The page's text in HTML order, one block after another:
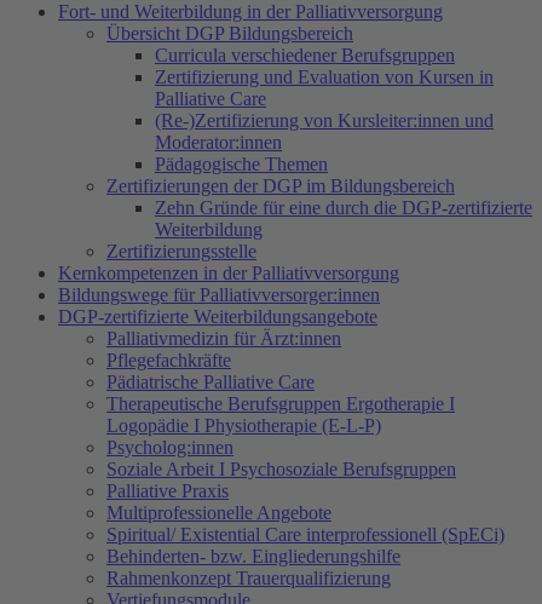
Fort- und Weiterbildung in der Palliativversorgung
Übersicht DGP Bildungsbereich
Curricula verschiedener Berufsgruppen
Zertifizierung und Evaluation von Kursen in
Palliative Care
(Re-)Zertifizierung von Kursleiter:innen und
Moderator:innen
Pädagogische Themen
Zertifizierungen der DGP im Bildungsbereich
Zehn Gründe für eine durch die DGP-zertifizierte
Weiterbildung
Zertifizierungsstelle
Kernkompetenzen in der Palliativversorgung
Bildungswege für Palliativversorger:innen
DGP-zertifizierte Weiterbildungsangebote
Palliativmedizin für Ärzt:innen
Pflegefachkräfte
Pädiatrische Palliative Care
Therapeutische Berufsgruppen Ergotherapie I
Logopädie I Physiotherapie (E-L-P)
Psycholog:innen
Soziale Arbeit I Psychosoziale Berufsgruppen
Palliative Praxis
Multiprofessionelle Angebote
Spiritual/ Existential Care interprofessionell (SpECi)
Behinderten- bzw. Eingliederungshilfe
Rahmenkonzept Trauerqualifizierung